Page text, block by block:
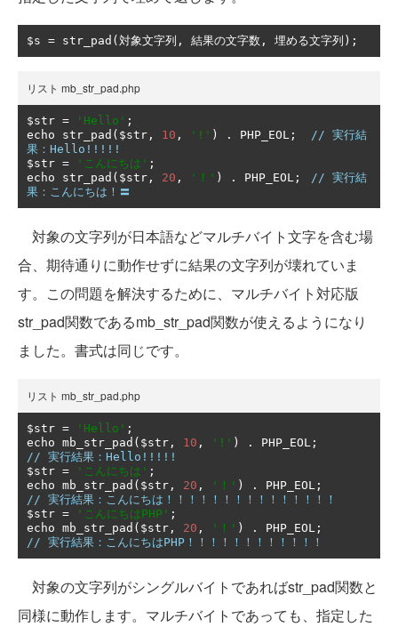
$s = str_pad (対象文字列, 結果の文字数, 埋める文字列);
リスト mb_str_pad.php
$str = 'Hello' ;
echo str_pad ( $str , 10 , '!' ) . PHP_EOL ;
// 実行結
果：Hello!!!!!
$str = 'こんにちは' ;
echo str_pad ( $str , 20 , '！' ) . PHP_EOL ;
// 実行結
果：こんにちは！〓
対象の文字列が日本語などマルチバイト文字を含む場
合、期待通りに動作せずに結果の文字列が壊れていま
す。この問題を解決するために、マルチバイト対応版
str_pad関数であるmb_str_pad関数が使えるようになり
ました。書式は同じです。
リスト mb_str_pad.php
$str = 'Hello' ;
echo mb_str_pad ( $str , 10 , '!' ) . PHP_EOL ;
// 実行結果：Hello!!!!!
$str = 'こんにちは' ;
echo mb_str_pad ( $str , 20 , '！' ) . PHP_EOL ;
// 実行結果：こんにちは！！！！！！！！！！！！！！！
$str = 'こんにちはPHP' ;
echo mb_str_pad ( $str , 20 , '！' ) . PHP_EOL ;
// 実行結果：こんにちはPHP！！！！！！！！！！！！
対象の文字列がシングルバイトであればstr_pad関数と
同様に動作します。マルチバイトであっても、指定した